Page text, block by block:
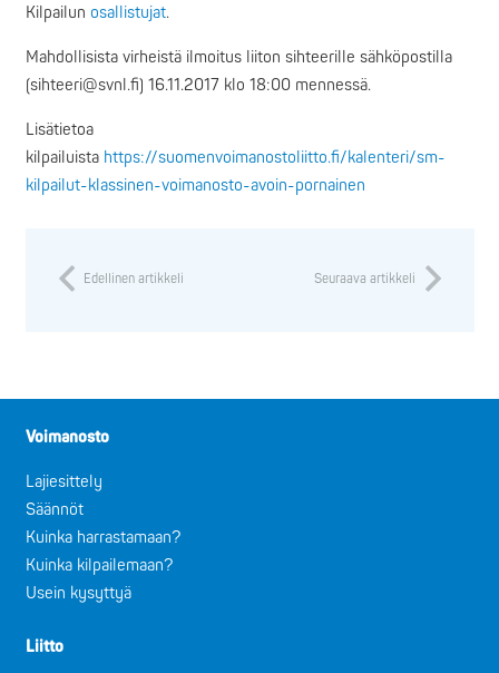
Kilpailun osallistujat.
Mahdollisista virheistä ilmoitus liiton sihteerille sähköpostilla
(sihteeri@svnl.fi) 16.11.2017 klo 18:00 mennessä.
Lisätietoa
kilpailuista https://suomenvoimanostoliitto.fi/kalenteri/sm-
kilpailut-klassinen-voimanosto-avoin-pornainen
Edellinen artikkeli Seuraava artikkeli
Voimanosto
Lajiesittely
Säännöt
Kuinka harrastamaan?
Kuinka kilpailemaan?
Usein kysyttyä
Liitto